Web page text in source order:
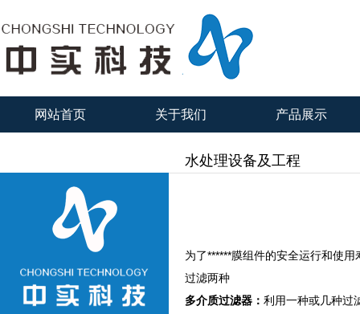
网站首页 关于我们 产品展示
水处理设备及工程
为了******膜组件的安全运行和使
过滤两种
多介质过滤器： 利用一种或几种过